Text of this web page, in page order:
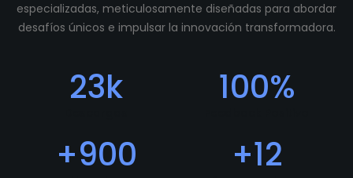
especializadas, meticulosamente diseñadas para abordar
desafíos únicos e impulsar la innovación transformadora.
23k 100%
+900 +12